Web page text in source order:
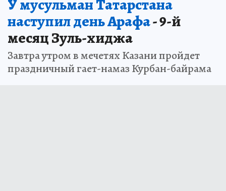
У мусульман Татарстана
наступил день Арафа- 9-й
месяц Зуль-хиджа
Завтра утром в мечетях Казани пройдет
праздничный гает-намаз Курбан-байрама